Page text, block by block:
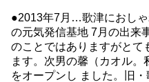
●2013年7月…歌津におし
の元気発信基地 7月の出来
のことではありますがとて
ます。次男の馨（カオル。
をオープンし ました。旧